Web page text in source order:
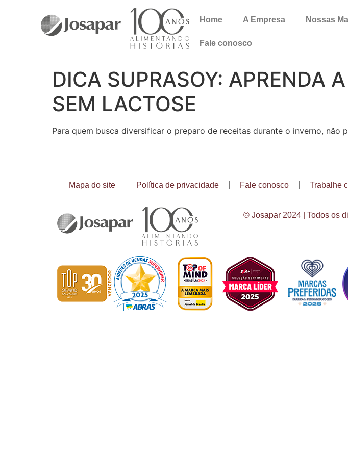
Home A Empresa Nossas
Fale conosco
DICA SUPRASOY: APRENDA
SEM LACTOSE
Para quem busca diversificar o preparo de receitas durante o inverno, não
Mapa do site Política de privacidade Fale conosco Trabalhe
© Josapar 2024 | Todos os